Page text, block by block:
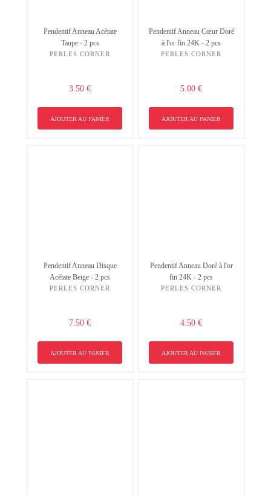
Pendentif Anneau Acétate
Taupe - 2 pcs
PERLES CORNER
3.50 €
AJOUTER AU PANIER
Pendentif Anneau Cœur Doré
à l'or fin 24K - 2 pcs
PERLES CORNER
5.00 €
AJOUTER AU PANIER
Pendentif Anneau Disque
Acétate Beige - 2 pcs
PERLES CORNER
7.50 €
AJOUTER AU PANIER
Pendentif Anneau Doré à l'or
fin 24K - 2 pcs
PERLES CORNER
4.50 €
AJOUTER AU PANIER